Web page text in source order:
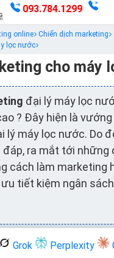
093.784.1299
online Chiến dịch marketing
lọc nước
cho máy
đại lý máy lọc
? Đây hiện là
lý máy lọc nước. Do
đáp, ra mắt tới những
cách làm marketing
tiết kiệm ngân
Grok Perplexity